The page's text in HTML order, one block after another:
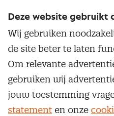
Deze website gebruikt
Wij gebruiken
de site beter te laten
Om relevante
gebruiken wij
jouw toestemming
statement en onze